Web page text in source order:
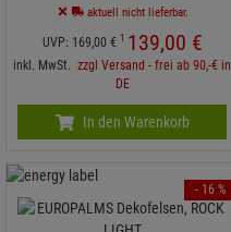
aktuell nicht lieferbar.
UVP: 169, 00 € 1 139,00 €
inkl. MwSt. zzgl Versand - frei ab 90,-€ in
DE
In den Warenkorb
- 16 %